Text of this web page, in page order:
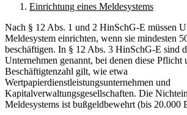
Einrichtung eines Meldesystems
Nach § 12 Abs. 1 und 2 HinSchG-E müssen
Meldesystem einrichten, wenn sie mindesten
beschäftigen. In § 12 Abs. 3 HinSchG-E sind
Unternehmen genannt, bei denen diese Pflicht
Beschäftigtenzahl gilt, wie etwa
Wertpapierdienstleistungsunternehmen und
Kapitalverwaltungsgesellschaften. Die
Meldesystems ist bußgeldbewehrt (bis 20.000